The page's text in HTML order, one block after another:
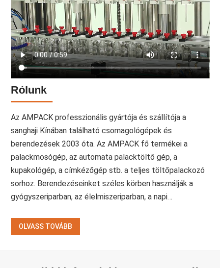
Rólunk
Az AMPACK professzionális gyártója és szállítója a
sanghaji Kínában található csomagológépek és
berendezések 2003 óta. Az AMPACK fő termékei a
palackmosógép, az automata palacktöltő gép, a
kupakológép, a címkézőgép stb. a teljes töltőpalackozó
sorhoz. Berendezéseinket széles körben használják a
gyógyszeriparban, az élelmiszeriparban, a napi…
OLVASS TOVÁBB